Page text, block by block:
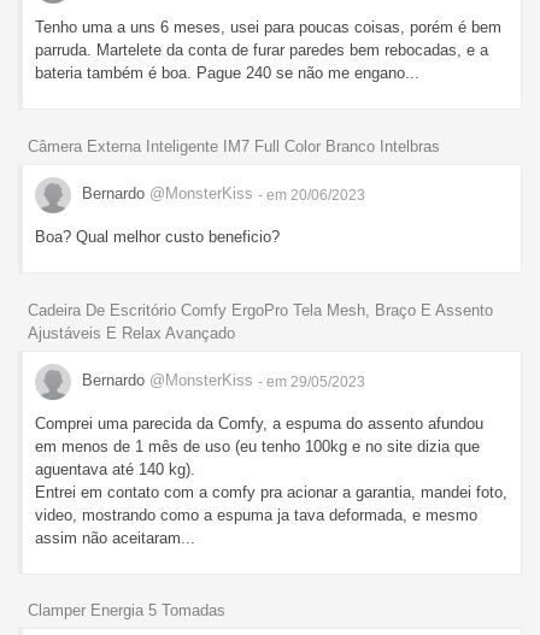
Tenho uma a uns 6 meses, usei para poucas coisas, porém é bem
parruda. Martelete da conta de furar paredes bem rebocadas, e a
bateria também é boa. Pague 240 se não me engano...
Câmera Externa Inteligente IM7 Full Color Branco Intelbras
Bernardo @MonsterKiss - em 20/06/2023
Boa? Qual melhor custo beneficio?
Cadeira De Escritório Comfy ErgoPro Tela Mesh, Braço E Assento
Ajustáveis E Relax Avançado
Bernardo @MonsterKiss - em 29/05/2023
Comprei uma parecida da Comfy, a espuma do assento afundou
em menos de 1 mês de uso (eu tenho 100kg e no site dizia que
aguentava até 140 kg).
Entrei em contato com a comfy pra acionar a garantia, mandei foto,
video, mostrando como a espuma ja tava deformada, e mesmo
assim não aceitaram...
Clamper Energia 5 Tomadas